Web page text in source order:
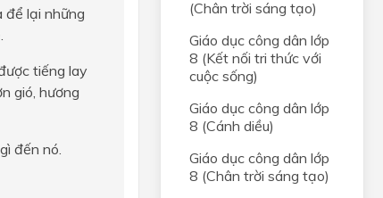
để lại những
tiếng lay
gió, hương
đến nó.
(Chân trời sáng tạo)
Giáo dục công dân lớp
8 (Kết nối tri thức với
cuộc sống)
Giáo dục công dân lớp
8 (Cánh diều)
Giáo dục công dân lớp
8 (Chân trời sáng tạo)